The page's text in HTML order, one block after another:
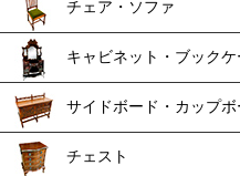
チェア・ソファ
キャビネット・ブックケ
サイドボード・カップボ
チェスト